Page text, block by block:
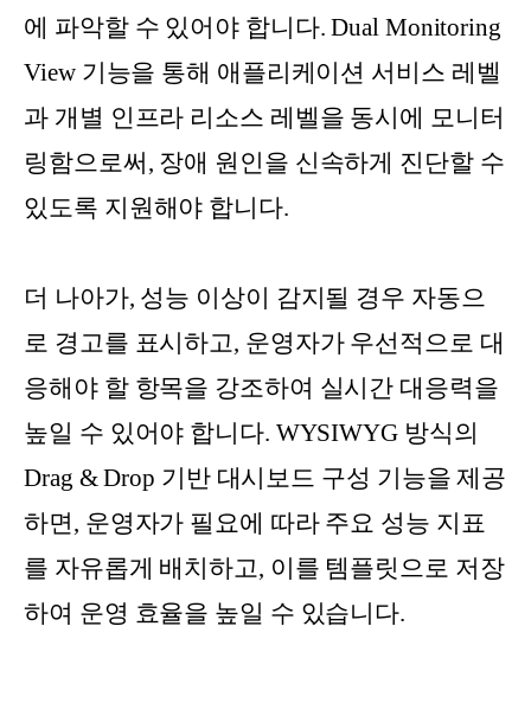
에 파악할 수 있어야 합니다. Dual Monitoring
View 기능을 통해 애플리케이션 서비스 레벨
과 개별 인프라 리소스 레벨을 동시에 모니터
링함으로써, 장애 원인을 신속하게 진단할 수
있도록 지원해야 합니다.
더 나아가, 성능 이상이 감지될 경우 자동으
로 경고를 표시하고, 운영자가 우선적으로 대
응해야 할 항목을 강조하여 실시간 대응력을
높일 수 있어야 합니다. WYSIWYG 방식의
Drag & Drop 기반 대시보드 구성 기능을 제공
하면, 운영자가 필요에 따라 주요 성능 지표
를 자유롭게 배치하고, 이를 템플릿으로 저장
하여 운영 효율을 높일 수 있습니다.